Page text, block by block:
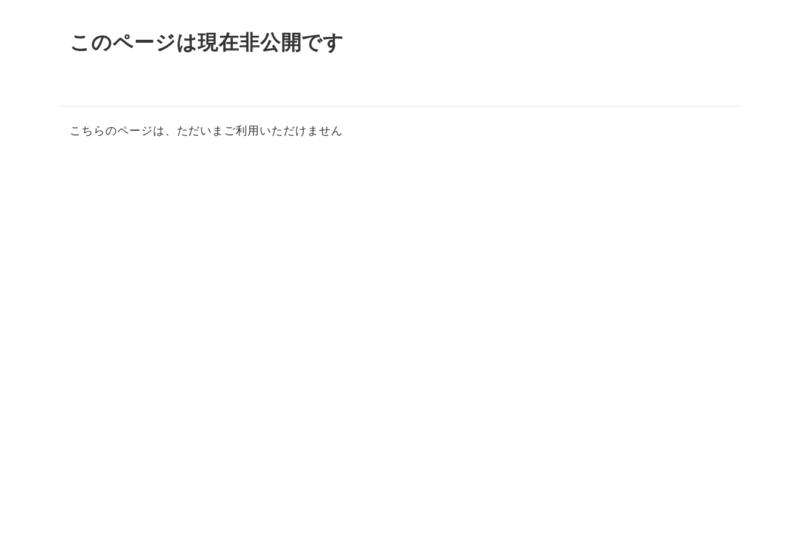
このページは現在非公開です
こちらのページは、ただいまご利用いただけません